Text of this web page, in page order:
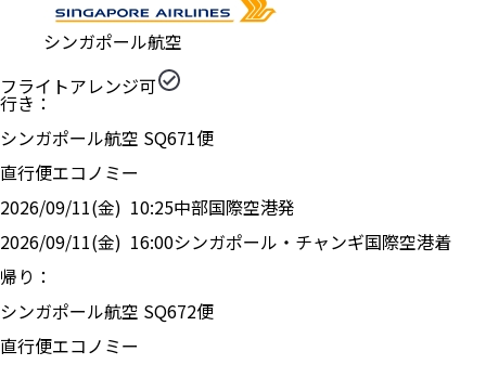
シンガポール航空
フライトアレンジ可
行き：
シンガポール航空 SQ671便
直行便エコノミー
2026/09/11(金) 10:25中部国際空港発
2026/09/11(金) 16:00シンガポール・チャンギ国際空港着
帰り：
シンガポール航空 SQ672便
直行便エコノミー